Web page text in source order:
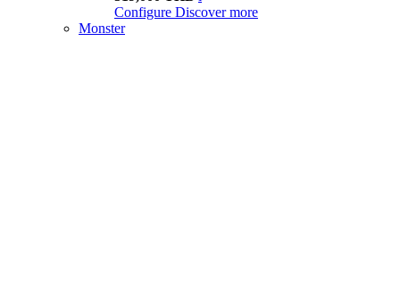
Configure Discover more
Monster